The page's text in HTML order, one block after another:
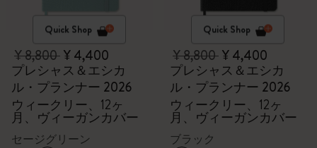
Quick Shop
¥ 8,800¥ 4,400
プレシャス＆エシカ
ル・プランナー 2026
ウィークリー、12ヶ
月、ヴィーガンカバー
セージグリーン
Quick Shop
¥ 8,800¥ 4,400
プレシャス＆エシカ
ル・プランナー 2026
ウィークリー、12ヶ
月、ヴィーガンカバー
ブラック